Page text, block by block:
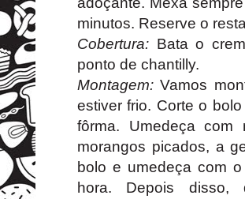
minutos. Reserve o
Cobertura: Bata o
ponto de chantilly.
Montagem:Vamos
estiver frio. Corte o
fôrma. Umedeça
morangos picados, a
bolo e umedeça com
hora. Depois